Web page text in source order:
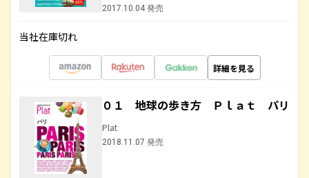
2017.10.04 発売
当社在庫切れ
詳細を見る
０１ 地球の歩き方 Ｐｌａｔ パリ
Plat
2018.11.07 発売